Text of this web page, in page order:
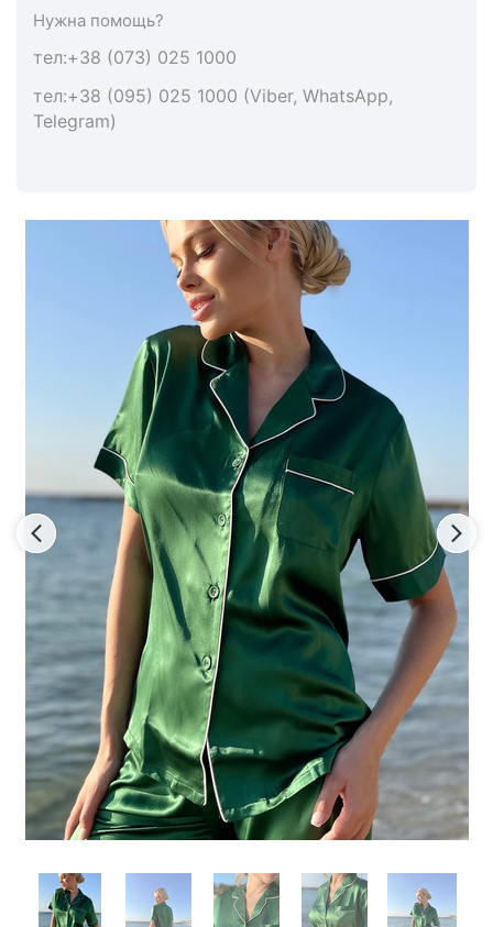
Нужна помощь?
тел:+38 (073) 025 1000
тел:+38 (095) 025 1000 (Viber, WhatsApp,
Telegram)